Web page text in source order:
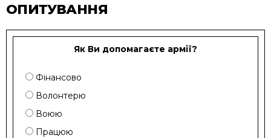
ОПИТУВАННЯ
Як Ви допомагаєте армії?
Фінансово
Волонтерю
Воюю
Працюю